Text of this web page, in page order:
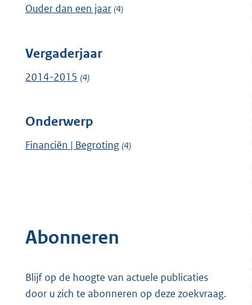
Ouder dan een jaar (4)
Vergaderjaar
2014-2015 (4)
Onderwerp
Financiën | Begroting (4)
Abonneren
Blijf op de hoogte van actuele publicaties
door u zich te abonneren op deze zoekvraag.